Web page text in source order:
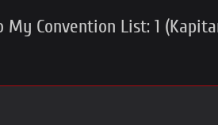
Convention List: 1